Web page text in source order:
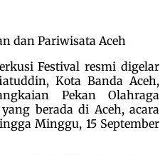
dan Pariwisata Aceh
Festival resmi digelar
Kota Banda Aceh,
Pekan Olahraga
berada di Aceh, acara
Minggu, 15 September